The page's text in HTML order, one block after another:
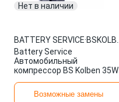
Нет в наличии
BATTERY SERVICE·
Battery Service
Автомобильный
компрессор BS Kolben 35W
Возможные замены